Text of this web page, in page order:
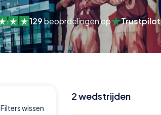
129beoordelingen op Trustpilot
Filters wissen
2wedstrijden